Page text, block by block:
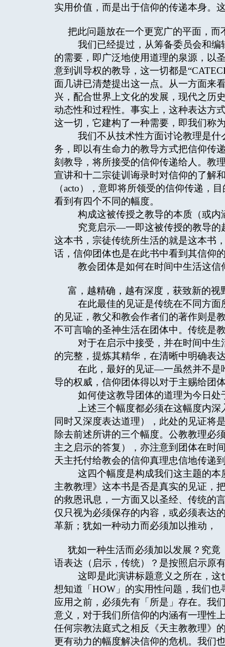
实用价值，而是出于信仰的传递本身。
把此问题放在一个更宽广的平面，
我们已经提过，从筹备委员会和编
的需要，即广泛地使用道理的泉源，以
意到训导权的教导，这一切都是
面几讲已清楚提出这一点。从一方面来
兴，配合世界上文化的发展，现代之历
动态性和过程性。事实上，这种表达方
这一切，它建构了一种需要，即我们称
我们不从技术性方面讨论教理是什
务，即以有生命力的教导方式把信仰传
刻教导，将所接受的信仰传递给人。教
宣讲和十二宗徒训诲录时对信仰的了解
（acto），意即将所领受的信仰传递，
看到有四个不同的幅度。
构成这被传授之教导的本质（或内
究竟启示—一即这被传授的教导的
这本书，宗徒传统所生活的就是这本书
话，信仰团体也是在此书中看到其信仰
教会团体是如何在时间中生活这信
富，越精确，越有深度，获致新的视
在此最佳的见证是传统在不同方面
的见证，教父和教会作者们的著作则是
不可言喻的圣神生活在团体中。传统是
对于在启示中接受，并在时间中生
的完整，提炼其精华，在清晰中明确表
在此，最好的见证—一虽然并不是
导的权威，信仰团体得以对于主赐给团
如何使这教导团体的道理为今日处
上述三个幅度都必须在这幅度内深
同时又深度表达道理），此处的见证将
除去前述所讲的三个幅度。公教教理必
主之启示的答复），亦注意到团体在时
天主托付给教会的信仰真理忠信地传递
这四个幅度是构成我们这主题的本
主教教理》这本书是否是真实的见证，
的救恩讯息，一方面又以圣经、传统的
仅只视为必须保存的内容，或必须表达
革新；犹如一种动力而必须加以推动，
犹如一种生活而必须加以发展？究
语表达（启示，传统）？是按照启示原
这即是此演讲标题意义之所在，这
想知道「HOW」的实用性问题，我们
应用之前，必须先有「所是」存在。我
意义，对于我们所信仰的内涵有一理性
任何宗教法庭式之相反《天主教教理》
更有动力的幅度解决信仰的危机。我们